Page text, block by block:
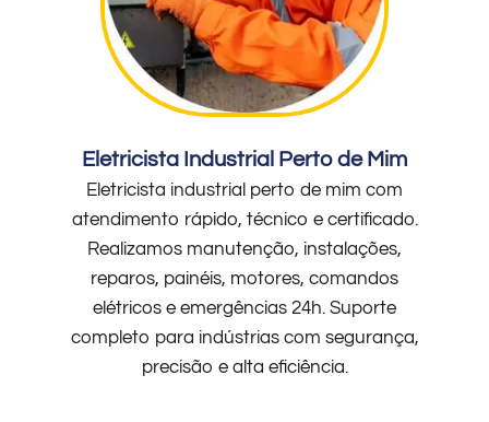
Eletricista Industrial Perto de Mim
Eletricista industrial perto de mim com
atendimento rápido, técnico e certificado.
Realizamos manutenção, instalações,
reparos, painéis, motores, comandos
elétricos e emergências 24h. Suporte
completo para indústrias com segurança,
precisão e alta eficiência.